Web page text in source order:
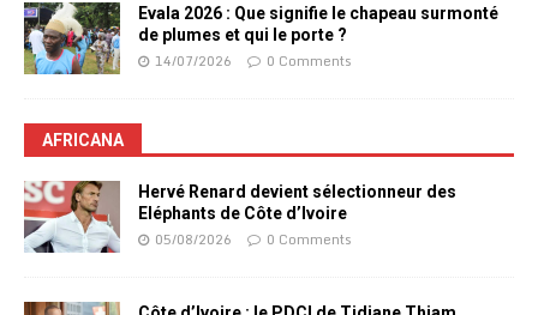
Evala 2026 : Que signifie le chapeau surmonté
de plumes et qui le porte ?
14/07/2026 0 Comments
AFRICANA
Hervé Renard devient sélectionneur des
Eléphants de Côte d’Ivoire
05/08/2026 0 Comments